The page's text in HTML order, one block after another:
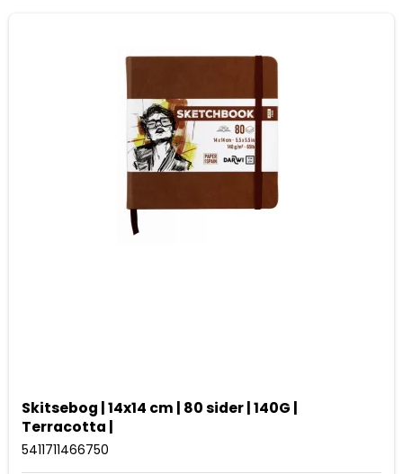
Skitsebog | 14x14 cm | 80 sider | 140G |
Terracotta |
5411711466750